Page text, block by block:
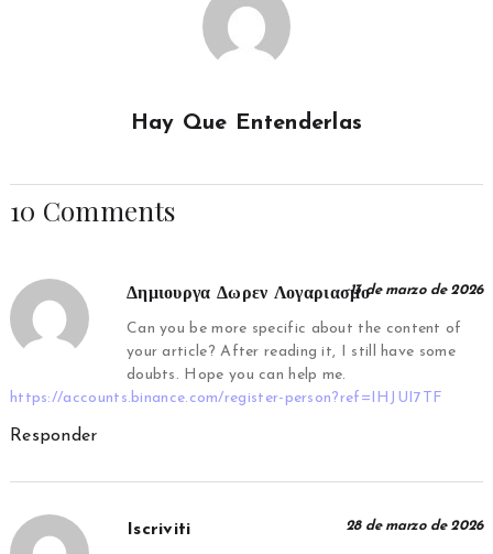
Hay Que Entenderlas
10 Comments
Δημιουργα Δωρεν Λογαριασμο13 de marzo de 2026
Can you be more specific about the content of
your article? After reading it, I still have some
doubts. Hope you can help me.
https://accounts.binance.com/register-person?ref=IHJUI7TF
Responder
Iscriviti 28 de marzo de 2026